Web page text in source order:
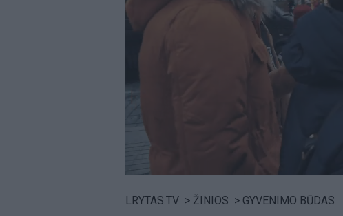
LRYTAS.TV > ŽINIOS > GYVENIMO BŪDAS